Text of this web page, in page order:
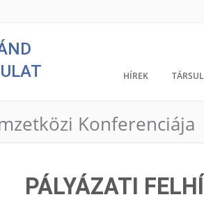
HÍREK
Konferenciája
PÁLYÁZATI